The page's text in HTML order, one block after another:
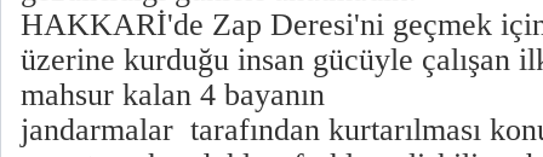
HAKKARİ'de Zap Deresi'ni geçmek
üzerine kurduğu insan gücüyle çalışan
mahsur kalan 4 bayanın
jandarmalar tarafından kurtarılması